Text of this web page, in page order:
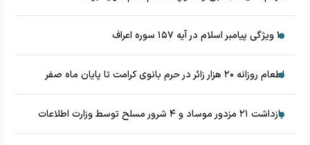
۱۰ ویژگی پیامبر اسلام در آیه ۱۵۷ سوره اعراف
اطعام روزانه ۲۰ هزار زائر در حرم بانوی کرامت تا پایان ماه صفر
بازداشت ۲۱ مزدور موساد و ۴ شرور مسلح توسط وزارت اطلاعات